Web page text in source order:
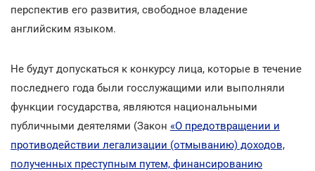
перспектив его развития, свободное владение
английским языком.
Не будут допускаться к конкурсу лица, которые в течение
последнего года были госслужащими или выполняли
функции государства, являются национальными
публичными деятелями (Закон «О предотвращении и
противодействии легализации (отмыванию) доходов,
полученных преступным путем, финансированию